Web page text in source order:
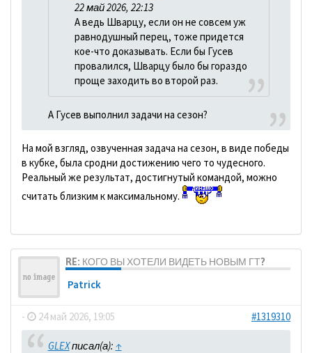
22 май 2026, 22:13
А ведь Шварцу, если он не совсем уж
равнодушный перец, тоже придется
кое-что доказывать. Если бы Гусев
провалился, Шварцу было бы гораздо
проще заходить во второй раз.
А Гусев выполнил задачи на сезон?
На мой взгляд, озвученная задача на сезон, в виде победы
в кубке, была сродни достижению чего то чудесного.
Реальный же результат, достигнутый командой, можно
считать близким к максимальному.
RE: КОГО ВЫ ХОТЕЛИ ВИДЕТЬ НОВЫМ ГТ?
Patrick
- 24 май 2026, 19:05 #1319310
GLEXписал(а): ↑